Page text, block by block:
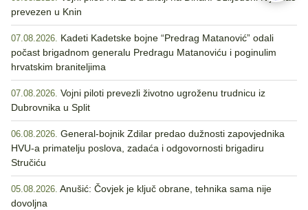
prevezen u Knin
07.08.2026. Kadeti Kadetske bojne “Predrag Matanović” odali
počast brigadnom generalu Predragu Matanoviću i poginulim
hrvatskim braniteljima
07.08.2026. Vojni piloti prevezli životno ugroženu trudnicu iz
Dubrovnika u Split
06.08.2026. General-bojnik Zdilar predao dužnosti zapovjednika
HVU-a primatelju poslova, zadaća i odgovornosti brigadiru
Stručiću
05.08.2026. Anušić: Čovjek je ključ obrane, tehnika sama nije
dovoljna